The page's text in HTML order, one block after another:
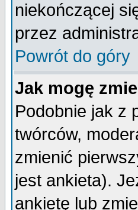
niekończącej
przez
Powrót do góry
Jak mogę
Podobnie jak z
twórców,
zmienić
jest ankieta).
ankietę lub